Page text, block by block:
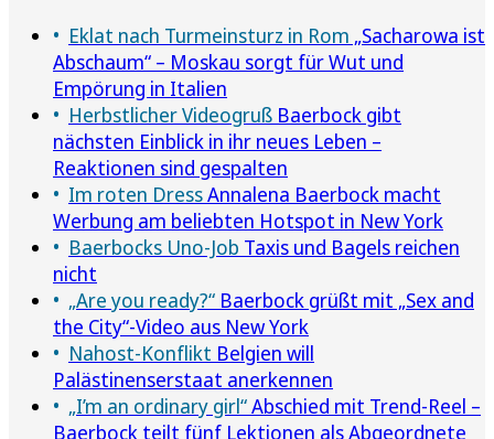
Eklat nach Turmeinsturz in Rom „Sacharowa ist
Abschaum“ – Moskau sorgt für Wut und
Empörung in Italien
Herbstlicher Videogruß Baerbock gibt
nächsten Einblick in ihr neues Leben –
Reaktionen sind gespalten
Im roten DressAnnalena Baerbock macht
Werbung am beliebten Hotspot in New York
Baerbocks Uno-Job Taxis und Bagels reichen
nicht
„Are you ready?“ Baerbock grüßt mit „Sex and
the City“-Video aus New York
Nahost-Konflikt Belgien will
Palästinenserstaat anerkennen
„I’m an ordinary girl“Abschied mit Trend-Reel –
Baerbock teilt fünf Lektionen als Abgeordnete